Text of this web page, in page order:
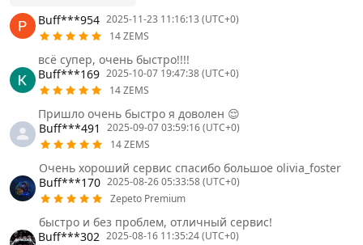
Buff***954 2025-11-23 11:16:13 (UTC+0)
14 ZEMS
всё супер, очень быстро!!!!
Buff***169 2025-10-07 19:47:38 (UTC+0)
14 ZEMS
Пришло очень быстро я доволен 😌
Buff***491
2025-09-07 03:59:16 (UTC+0)
14 ZEMS
Очень хороший сервис спасибо большое olivia_foster
Buff***170 2025-08-26 05:33:58 (UTC+0)
Zepeto Premium
быстро и без проблем, отличный сервис!
Buff***302 2025-08-16 11:35:24 (UTC+0)